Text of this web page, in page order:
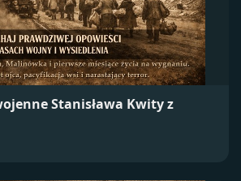
Stanisława Kwity z